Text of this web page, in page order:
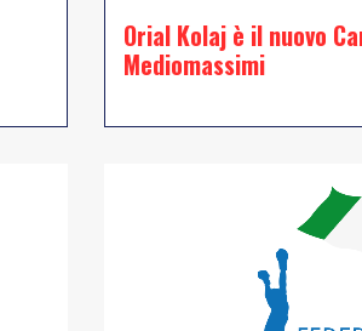
Orial Kolaj è il nuovo
Mediomassimi